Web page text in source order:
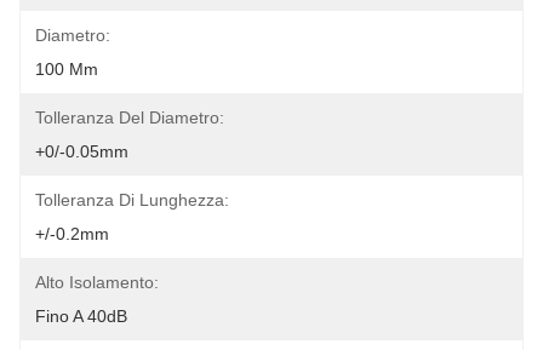
Diametro:
100 Mm
Tolleranza Del Diametro:
+0/-0.05mm
Tolleranza Di Lunghezza:
+/-0.2mm
Alto Isolamento:
Fino A 40dB